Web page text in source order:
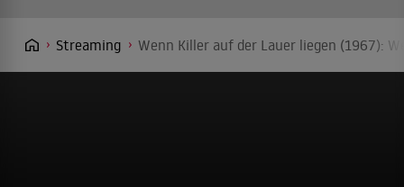
Streaming Wenn Killer auf der Lauer liegen (1967):